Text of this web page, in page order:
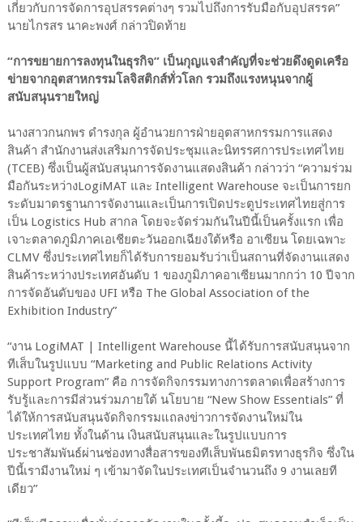
เกี่ยวกับการจัดการอุปสรรคต่างๆ รวมไปถึงการรับมือกับอุปสรรค”
นายไกรสร นาคะพงศ์ กล่าวปิดท้าย
“การขยายการลงทุนในธุรกิจ” เป็นกุญแจสําคัญที่จะช่วยดึงดูดเครือ
ข่ายจากอุตสาหกรรมโลจิสติกส์ทั่วโลก รวมถึงแรงหนุนจากผู้
สนับสนุนรายใหญ่
นางสาวกนกพร ดํารงกุล ผู้อํานวยการฝ่ายอุตสาหกรรมการแสดง
สินค้า สํานักงานส่งเสริมการจัดประชุมและนิทรรศการประเทศไทย
(TCEB) ซึ่งเป็นผู้สนับสนุนการจัดงานแสดงสินค้า กล่าวว่า “ความร่วม
มือกันระหว่างLogiMAT และ Intelligent Warehouse จะเป็นการยก
ระดับมาตรฐานการจัดงานและเป็นการเปิดประตูประเทศไทยสู่การ
เป็น Logistics Hub สากล โดยจะจัดร่วมกันในปีนี้เป็นครั้งแรก เพื่อ
เจาะตลาดภูมิภาคเอเชียตะวันออกเฉียงใต้หรือ อาเซียน โดยเฉพาะ
CLMV ซึ่งประเทศไทยก็ได้รับการยอมรับว่าเป็นสถานที่จัดงานแสดง
สินค้าระหว่างประเทศอันดับ 1 ของภูมิภาคอาเซียนมากกว่า 10 ปีจาก
การจัดอันดับของ UFI หรือ The Global Association of the
Exhibition Industry”
“งาน LogiMAT | Intelligent Warehouse นี้ได้รับการสนับสนุนจาก
ทีเส็บในรูปแบบ “Marketing and Public Relations Activity
Support Program” คือ การจัดกิจกรรมทางการตลาดเพื่อสร้างการ
รับรู้และการมีส่วนร่วมภายใต้ นโยบาย “New Show Essentials” ที่
ได้ให้การสนับสนุนจัดกิจกรรมแถลงข่าวการจัดงานใหม่ใน
ประเทศไทย ทั้งในด้าน เงินสนับสนุนและในรูปแบบการ
ประชาสัมพันธ์ผ่านช่องทางสื่อสารของทีเส็บพันธมิตรทางธุรกิจ ซึ่งใน
ปีนี้เรามีงานใหม่ ๆ เข้ามาจัดในประเทศเป็นจํานวนถึง 9 งานเลยที
เดียว”